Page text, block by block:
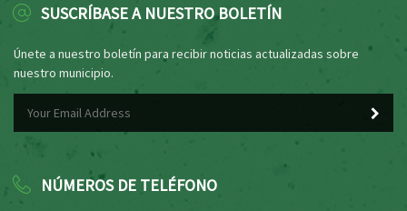
SUSCRÍBASE A NUESTRO BOLETÍN
Únete a nuestro boletín para recibir noticias actualizadas sobre
nuestro municipio.
NÚMEROS DE TELÉFONO